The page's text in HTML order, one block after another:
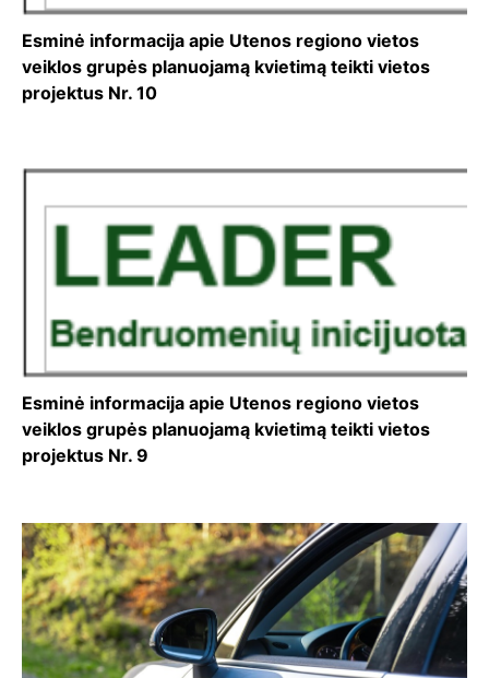
Esminė informacija apie Utenos regiono vietos
veiklos grupės planuojamą kvietimą teikti vietos
projektus Nr. 10
Esminė informacija apie Utenos regiono vietos
veiklos grupės planuojamą kvietimą teikti vietos
projektus Nr. 9